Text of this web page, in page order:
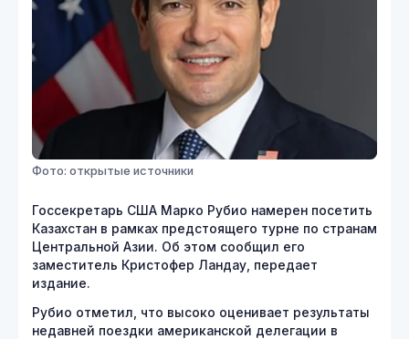
Фото: открытые источники
Госсекретарь США Марко Рубио намерен посетить
Казахстан в рамках предстоящего турне по странам
Центральной Азии. Об этом сообщил его
заместитель Кристофер Ландау, передает
издание.
Рубио отметил, что высоко оценивает результаты
недавней поездки американской делегации в